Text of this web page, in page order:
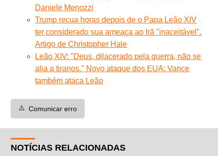
Daniele Menozzi
Trump recua horas depois de o Papa Leão XIV
ter considerado sua ameaça ao Irã "inaceitável".
Artigo de Christopher Hale
Leão XIV: "Deus, dilacerado pela guerra, não se
alia a tiranos." Novo ataque dos EUA: Vance
também ataca Leão
⚠️ Comunicar erro
NOTÍCIAS RELACIONADAS